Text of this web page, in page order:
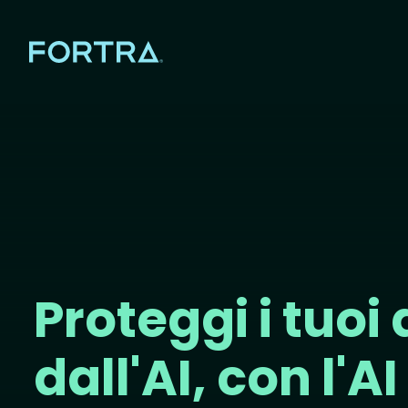
Proteggi i tuoi
dall'AI, con l'AI